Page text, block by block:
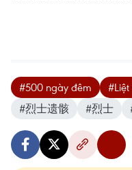
#500 ngày đêm #Liệt
#烈士遗骸
#烈士